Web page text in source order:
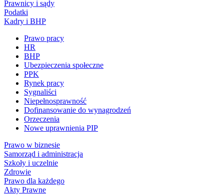
Prawnicy i sądy
Podatki
Kadry i BHP
Prawo pracy
HR
BHP
Ubezpieczenia społeczne
PPK
Rynek pracy
Sygnaliści
Niepełnosprawność
Dofinansowanie do wynagrodzeń
Orzeczenia
Nowe uprawnienia PIP
Prawo w biznesie
Samorząd i administracja
Szkoły i uczelnie
Zdrowie
Prawo dla każdego
Akty Prawne